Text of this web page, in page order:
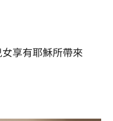
享有耶穌所帶來